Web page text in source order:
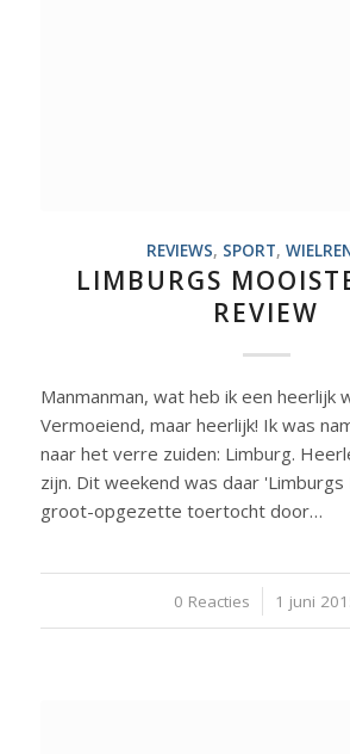
REVIEWS, SPORT,
LIMBURGS
REVIEW
Manmanman, wat heb ik een heerlijk
Vermoeiend, maar heerlijk! Ik was
naar het verre zuiden: Limburg.
zijn. Dit weekend was daar
groot-opgezette toertocht door…
0 Reacties
/ 1 juni